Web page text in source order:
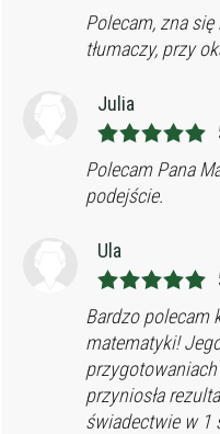
Polecam, zna
tłumaczy, przy
Julia
Polecam Pana
podejście.
Ula
Bardzo polecam
matematyki!
przyniosła
świadectwie w 1